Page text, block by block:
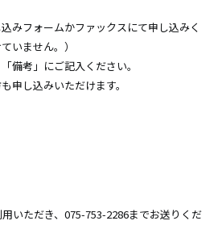
みフォームかファックスにて申し込みく
いません。）
備考」にご記入ください。
申し込みいただけます。
いただき、075-753-2286までお送りくだ